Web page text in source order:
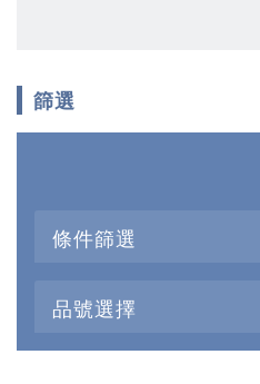
篩選
條件篩選
品號選擇